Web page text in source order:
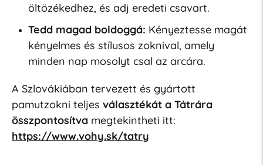
öltözékedhez, és adj eredeti csavart.
Tedd magad boldoggá: Kényeztesse magát
kényelmes és stílusos zoknival, amely
minden nap mosolyt csal az arcára.
A Szlovákiában tervezett és gyártott
pamutzokni teljes választékát a Tátrára
összpontosítvamegtekintheti itt:
https://www.vohy.sk/tatry